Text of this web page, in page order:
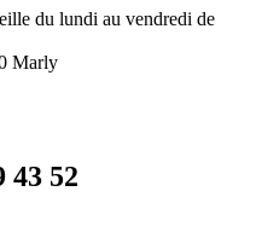
du lundi au vendredi de
Marly
43 52